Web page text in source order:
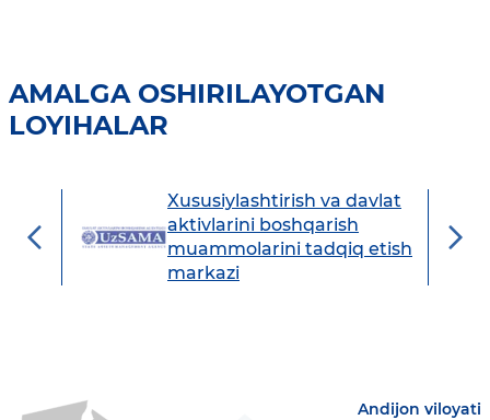
AMALGA OSHIRILAYOTGAN
LOYIHALAR
Xususiylashtirish va davlat
aktivlarini boshqarish
muammolarini tadqiq etish
markazi
Andijon viloyati